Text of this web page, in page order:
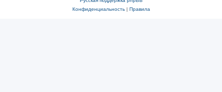
Конфиденциальность| Правила